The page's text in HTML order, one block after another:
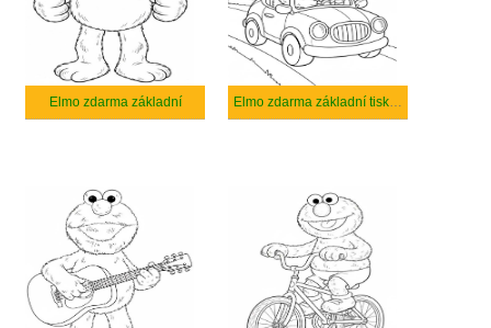
Elmo zdarma základní Elmo zdarma základní tisknutelné